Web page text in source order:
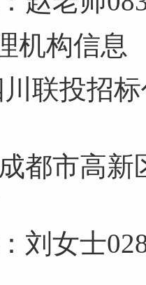
机构信息
联投招
市高新
刘女士